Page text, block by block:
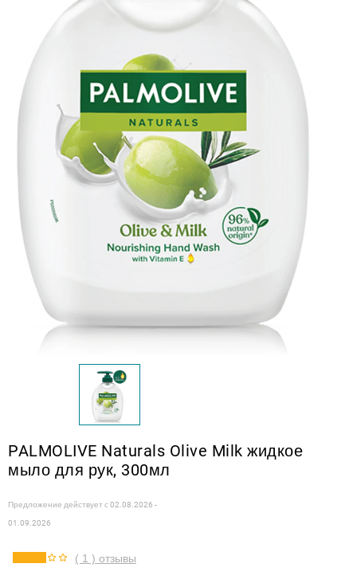
PALMOLIVE Naturals Olive Milk жидкое
мыло для рук, 300мл
Предложение действует с02.08.2026 -
01.09.2026
( 1 ) отзывы